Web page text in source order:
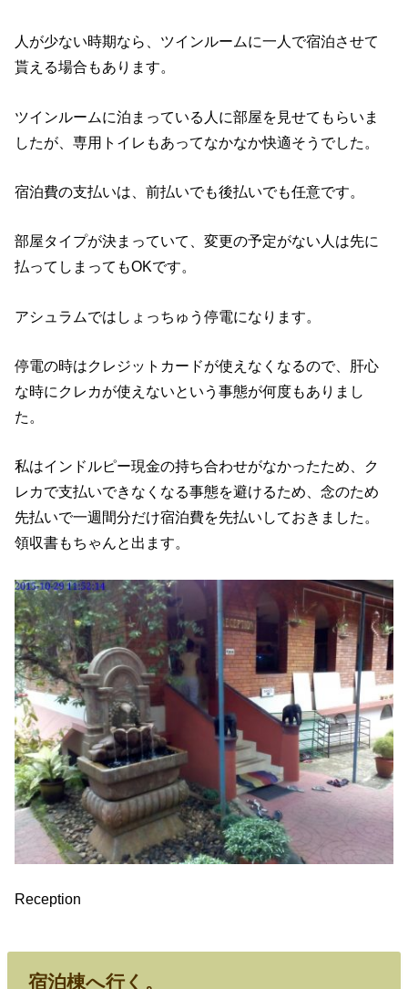
人が少ない時期なら、ツインルームに一人で宿泊させて
貰える場合もあります。
ツインルームに泊まっている人に部屋を見せてもらいま
したが、専用トイレもあってなかなか快適そうでした。
宿泊費の支払いは、前払いでも後払いでも任意です。
部屋タイプが決まっていて、変更の予定がない人は先に
払ってしまってもOKです。
アシュラムではしょっちゅう停電になります。
停電の時はクレジットカードが使えなくなるので、肝心
な時にクレカが使えないという事態が何度もありまし
た。
私はインドルピー現金の持ち合わせがなかったため、ク
レカで支払いできなくなる事態を避けるため、念のため
先払いで一週間分だけ宿泊費を先払いしておきました。
領収書もちゃんと出ます。
Reception
宿泊棟へ行く。